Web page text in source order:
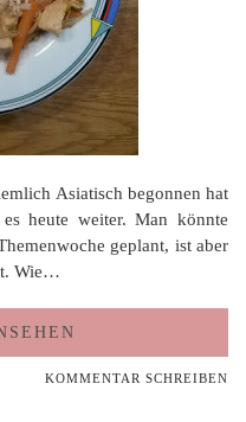
Asiatisch begonnen hat
heute weiter. Man könnte
geplant, ist aber
Wie…
KOMMENTAR SCHREIBEN